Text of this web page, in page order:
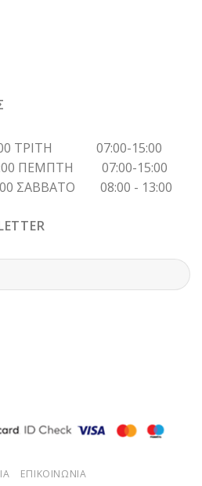
ΤΡΙΤΗ 07:00-15:00
ΠΕΜΠΤΗ 07:00-15:00
ΣΑΒΒΑΤΟ 08:00 - 13:00
ΕΠΙΚΟΙΝΩΝΙΑ